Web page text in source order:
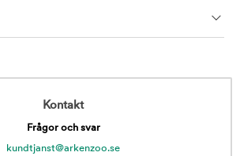
Kontakt
Frågor och svar
kundtjanst@arkenzoo.se